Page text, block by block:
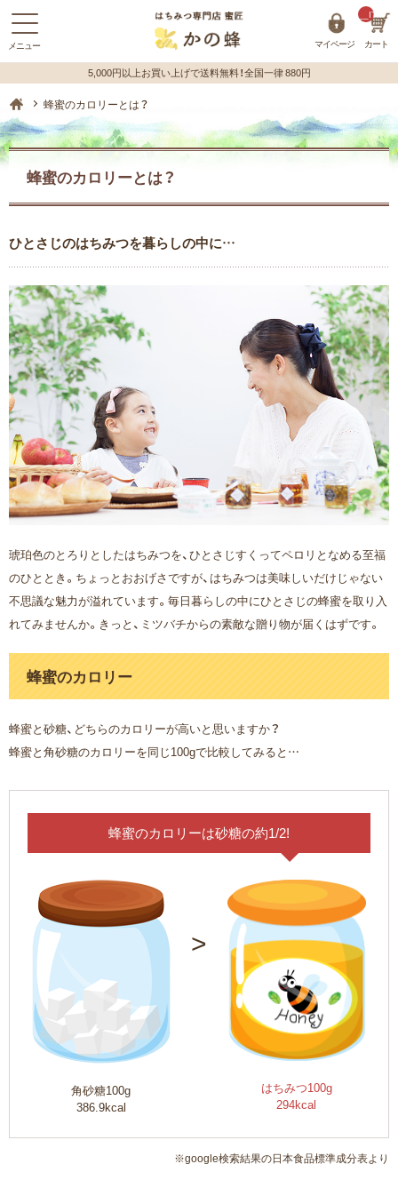
マイページ カート
蜂蜜（はちみつ）の購入はハチミツ専門店【かの蜂】 ホーム
蜂蜜のカロリーとは？
蜂蜜のカロリーとは？
ひとさじのはちみつを暮らしの中に…
琥珀色のとろりとしたはちみつを、ひとさじすくってペロリとなめる至福
のひととき。ちょっとおおげさですが、はちみつは美味しいだけじゃない
不思議な魅力が溢れています。毎日暮らしの中にひとさじの蜂蜜を取り入
れてみませんか。きっと、ミツバチからの素敵な贈り物が届くはずです。
蜂蜜のカロリー
蜂蜜と砂糖、どちらのカロリーが高いと思いますか？
蜂蜜と角砂糖のカロリーを同じ100gで比較してみると…
蜂蜜のカロリーは砂糖の約1/2!
角砂糖100g
386.9kcal
>
はちみつ100g
294kcal
※google検索結果の日本食品標準成分表より